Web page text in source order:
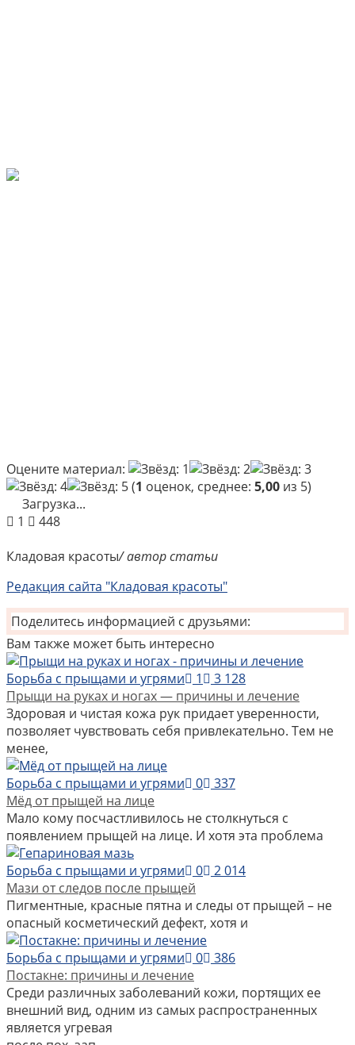
Оцените материал:
(1 оценок, среднее: 5,00 из 5)
Загрузка...
1
448
Кладовая красоты/ автор статьи
Редакция сайта "Кладовая красоты"
Поделитесь информацией с друзьями:
Вам также может быть интересно
Борьба с прыщами и угрями
1
3 128
Прыщи на руках и ногах — причины и лечение
Здоровая и чистая кожа рук придает уверенности,
позволяет чувствовать себя привлекательно. Тем не
менее,
Борьба с прыщами и угрями
0
337
Мёд от прыщей на лице
Мало кому посчастливилось не столкнуться с
появлением прыщей на лице. И хотя эта проблема
Борьба с прыщами и угрями
0
2 014
Мази от следов после прыщей
Пигментные, красные пятна и следы от прыщей – не
опасный косметический дефект, хотя и
Борьба с прыщами и угрями
0
386
Постакне: причины и лечение
Среди различных заболеваний кожи, портящих ее
внешний вид, одним из самых распространенных
является угревая